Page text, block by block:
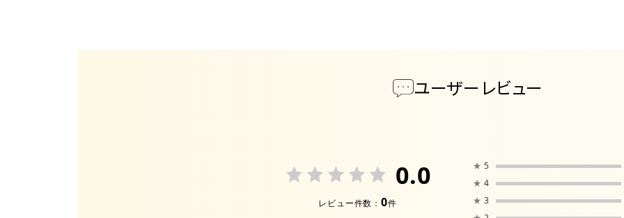
ユーザーレビュー
0.0
レビュー件数： 0件
★ 5
★ 4
★ 3